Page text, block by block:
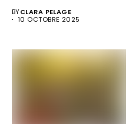
BYCLARA PELAGE
10 OCTOBRE 2025